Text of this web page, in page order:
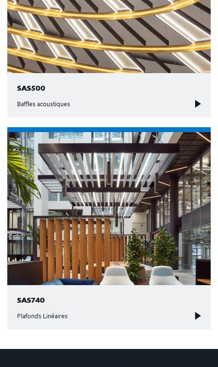
SAS500
Baffles acoustiques
SAS740
Plafonds Linéaires